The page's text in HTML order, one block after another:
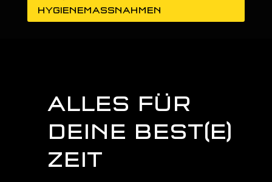
HYGIENEMASSNAHMEN
ALLES FÜR
DEINE BEST(E)
ZEIT